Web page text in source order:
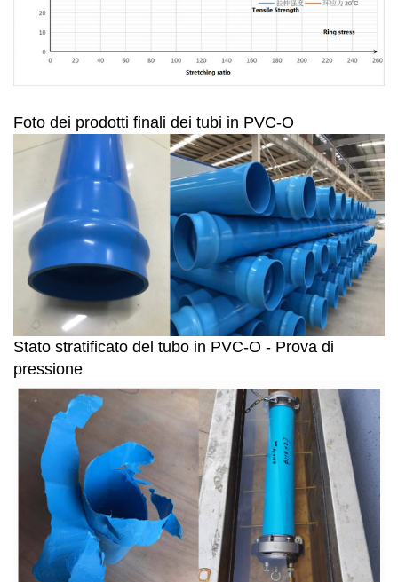
Foto dei prodotti finali dei tubi in PVC-O
Stato stratificato del tubo in PVC-O - Prova di
pressione